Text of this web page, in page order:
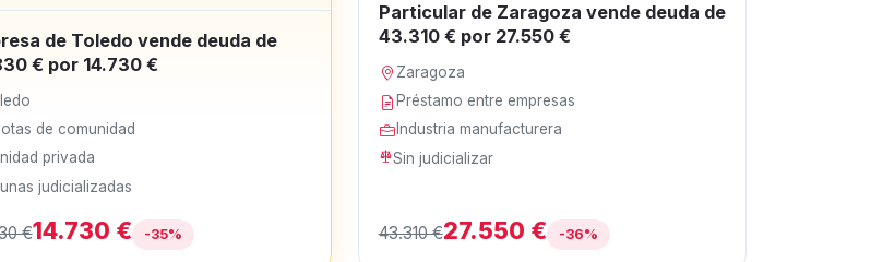
de Toledo vende deuda de
€ por 14.730 €
de comunidad
privada
judicializadas
€14.730 € -35%
Particular de Zaragoza vende deuda de
43.310 € por 27.550 €
Zaragoza
Préstamo entre empresas
Industria manufacturera
Sin judicializar
43.310 €27.550 € -36%